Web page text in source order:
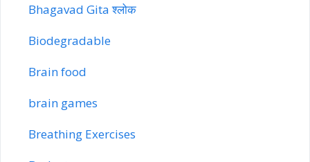
Bhagavad Gita श्लोक
Biodegradable
Brain food
brain games
Breathing Exercises